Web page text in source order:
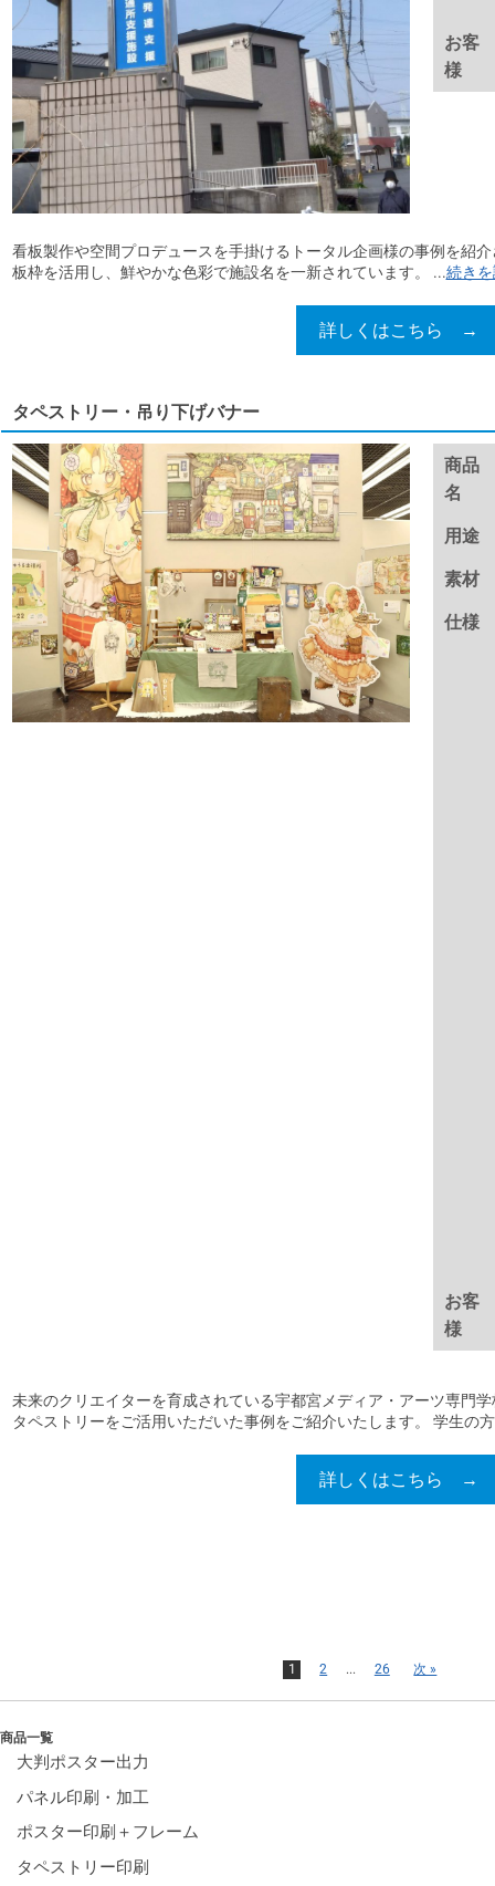
お客
様
看板製作や空間プロデュースを手掛けるトータル企画様の事例を紹
板枠を活用し、鮮やかな色彩で施設名を一新されています。 ...続き
詳しくはこちら →
タペストリー・吊り下げバナー
商品
名
用途
素材
仕様
お客
様
未来のクリエイターを育成されている宇都宮メディア・アーツ専門
タペストリーをご活用いただいた事例をご紹介いたします。 学生の
詳しくはこちら →
1 2 ... 26 次 »
商品一覧
大判ポスター出力
パネル印刷・加工
ポスター印刷＋フレーム
タペストリー印刷